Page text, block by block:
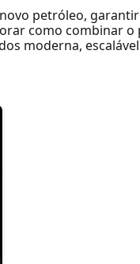
petróleo,
como combinar
moderna,